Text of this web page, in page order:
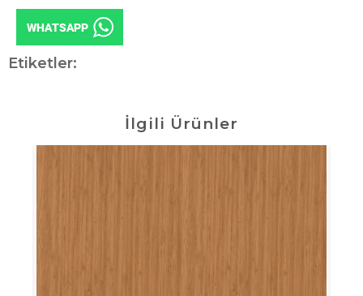
Etiketler:
İlgili Ürünler